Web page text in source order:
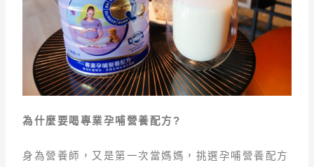
為什麼要喝專業孕哺營養配方?
身為營養師，又是第一次當媽媽，挑選孕哺營養配方